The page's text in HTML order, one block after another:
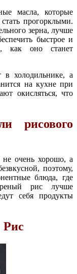
масла, которые
прогорклыми.
зерна, лучше
быстрое и
как оно станет
в холодильнике, а
на кухне при
окисляться, что
рисового
не очень хорошо, а
поэтому,
блюда, где
рис лучше
себя продукты
Рис